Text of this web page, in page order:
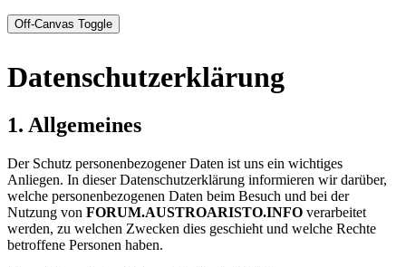
Off-Canvas Toggle
Datenschutzerklärung
1. Allgemeines
Der Schutz personenbezogener Daten ist uns ein wichtiges
Anliegen. In dieser Datenschutzerklärung informieren wir darüber,
welche personenbezogenen Daten beim Besuch und bei der
Nutzung von FORUM.AUSTROARISTO.INFO verarbeitet
werden, zu welchen Zwecken dies geschieht und welche Rechte
betroffene Personen haben.